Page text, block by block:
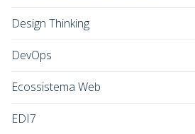
Design Thinking
DevOps
Ecossistema Web
EDI7